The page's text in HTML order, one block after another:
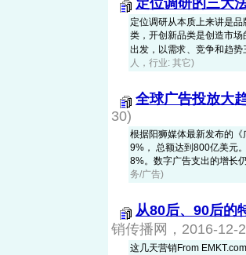
定位调研的三大
定位调研从本质上来讲是
类，开创新品类是创造市
出发，以需求、竞争和趋
人，行业: 其它)
全球广告投放大
30)
根据阳狮媒体最新发布的
9%， 总额达到800亿美元
8%。数字广告支出的增长
务/广告)
从80后、90后的
销传播网，2016-12-
这几天营销From